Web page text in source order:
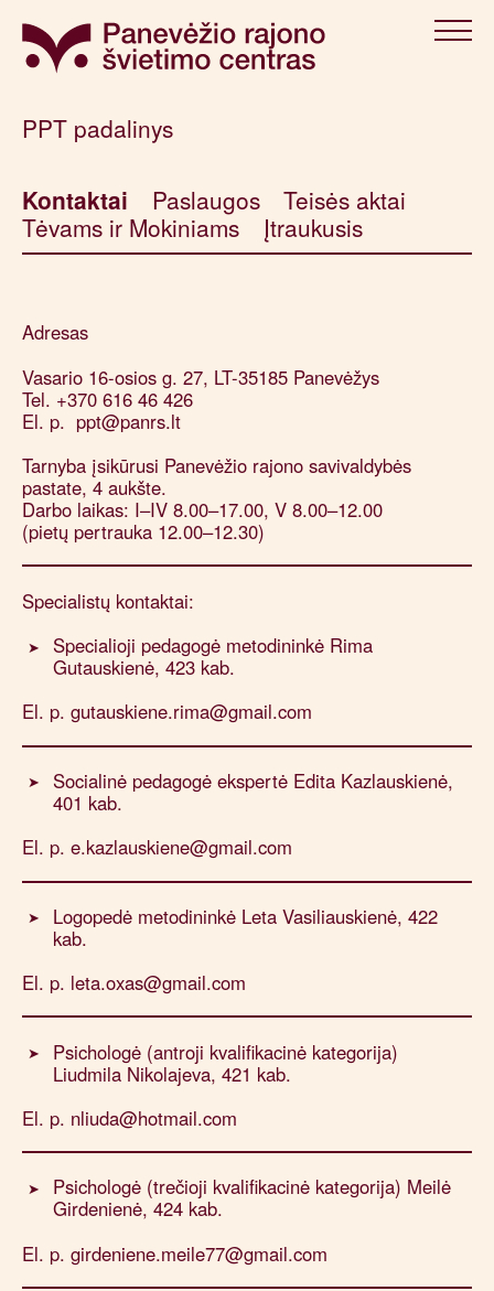
PPT padalinys
Kontaktai Paslaugos
Teisės aktai
Tėvams ir Mokiniams
Įtraukusis
Adresas
Vasario 16-osios g. 27, LT-35185 Panevėžys
Tel. +370 616 46 426
El. p. ppt@panrs.lt
Tarnyba įsikūrusi Panevėžio rajono savivaldybės
pastate, 4 aukšte.
Darbo laikas: I–IV 8.00–17.00, V 8.00–12.00
(pietų pertrauka 12.00–12.30)
Specialistų kontaktai:
Specialioji pedagogė metodininkė Rima
Gutauskienė, 423 kab.
El. p. gutauskiene.rima@gmail.com
Socialinė pedagogė ekspertė Edita Kazlauskienė,
401 kab.
El. p. e.kazlauskiene@gmail.com
Logopedė metodininkė Leta Vasiliauskienė, 422
kab.
El. p. leta.oxas@gmail.com
Psichologė (antroji kvalifikacinė kategorija)
Liudmila Nikolajeva, 421 kab.
El. p. nliuda@hotmail.com
Psichologė (trečioji kvalifikacinė kategorija) Meilė
Girdenienė, 424 kab.
El. p. girdeniene.meile77@gmail.com